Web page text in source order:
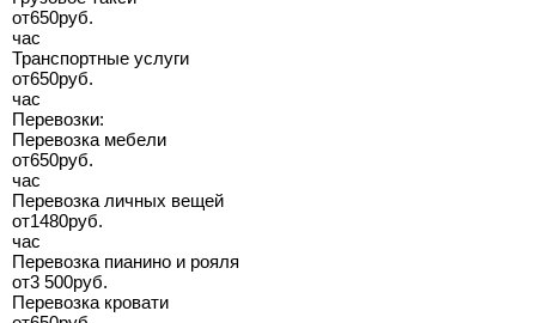
от650руб.
час
Транспортные услуги
от650руб.
час
Перевозки:
Перевозка мебели
от650руб.
час
Перевозка личных вещей
от1480руб.
час
Перевозка пианино и рояля
от3 500руб.
Перевозка кровати